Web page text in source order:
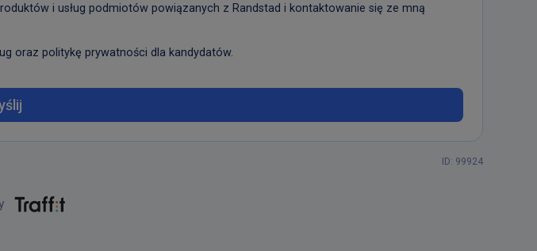
i usług podmiotów powiązanych z Randstad i kontaktowanie się ze mną
oraz politykę prywatności dla kandydatów.
ID: 99924